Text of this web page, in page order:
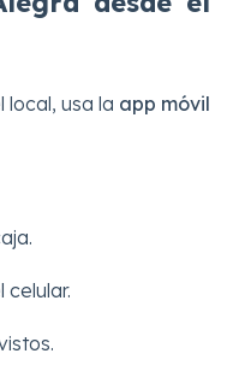
local, usa la app móvil